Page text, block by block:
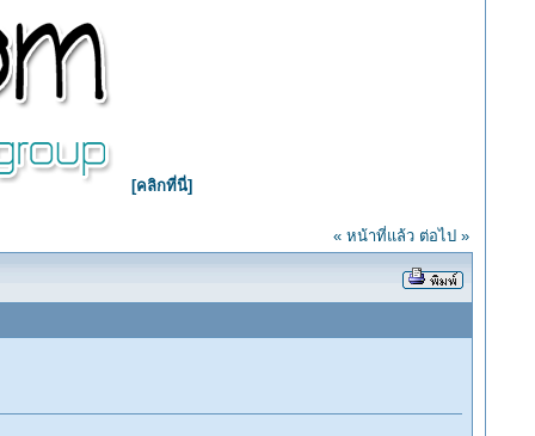
[คลิกที่นี่]
« หน้าที่แล้ว ต่อไป »